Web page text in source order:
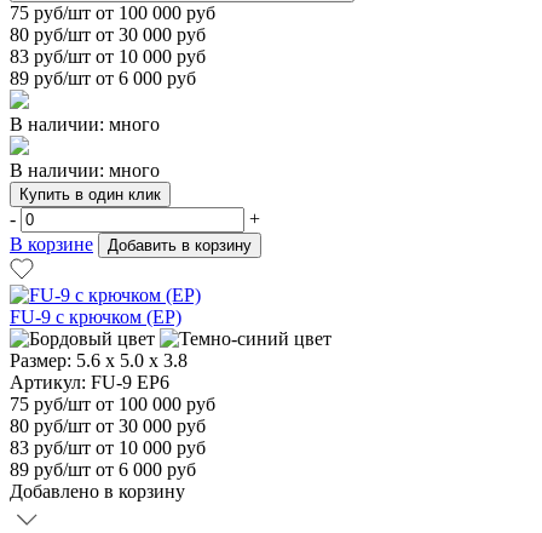
75 руб/шт от 100 000 руб
80 руб/шт от 30 000 руб
83 руб/шт от 10 000 руб
89 руб/шт от 6 000 руб
В наличии: много
В наличии: много
Купить в один клик
-
+
В корзине
Добавить в корзину
FU-9 с крючком (EP)
Размер: 5.6 x 5.0 x 3.8
Артикул: FU-9 EP6
75 руб/шт от 100 000 руб
80 руб/шт от 30 000 руб
83 руб/шт от 10 000 руб
89 руб/шт от 6 000 руб
Добавлено в корзину